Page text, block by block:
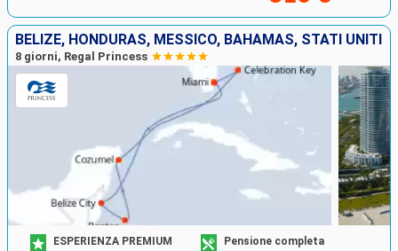
BELIZE, HONDURAS, MESSICO, BAHAMAS, STATI UNITI
8 giorni, Regal Princess
ESPERIENZA PREMIUM Pensione completa